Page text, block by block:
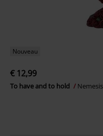
Nouveau
€ 12,99
To have and to hold